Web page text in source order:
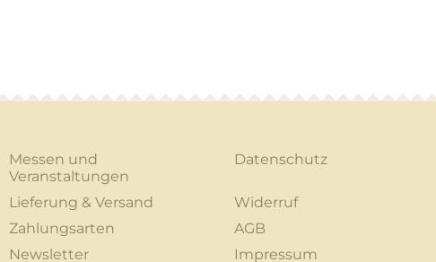
Messen und
Veranstaltungen
Datenschutz
Lieferung & Versand
Widerruf
Zahlungsarten
AGB
Newsletter
Impressum